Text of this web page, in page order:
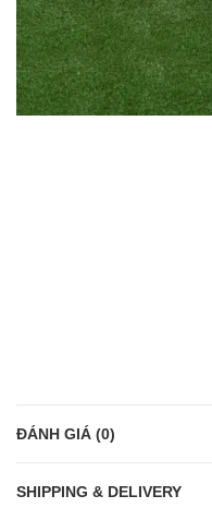
ĐÁNH GIÁ (0)
SHIPPING & DELIVERY